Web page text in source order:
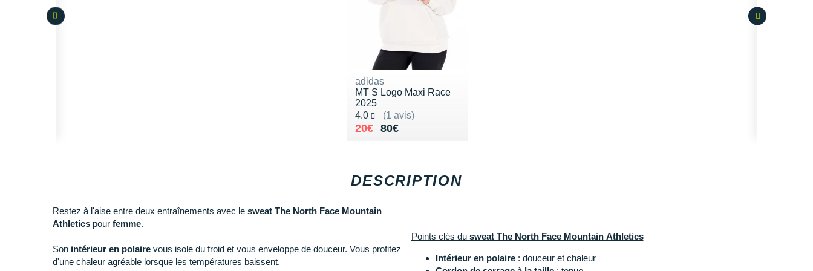
DESCRIPTION
Restez à l'aise entre deux entraînements avec le sweat The North Face Mountain
Athletics pour femme.
Son intérieur en polaire vous isole du froid et vous enveloppe de douceur. Vous profitez
d'une chaleur agréable lorsque les températures baissent.
Points clés du sweat The North Face Mountain Athletics
Intérieur en polaire: douceur et chaleur
adidas
MT S Logo Maxi Race
2025
4.0
(1 avis)
Noté 4.0 sur 5
80€
Au lieu de 80€
20€
Vendu 20€